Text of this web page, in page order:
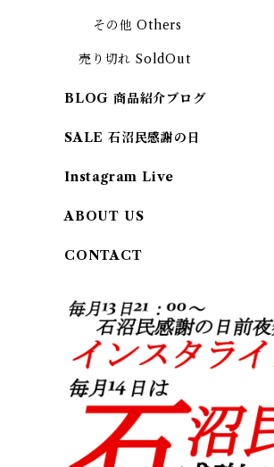
その他 Others
売り切れ SoldOut
BLOG 商品紹介ブログ
SALE 石沼民感謝の日
Instagram Live
ABOUT US
CONTACT